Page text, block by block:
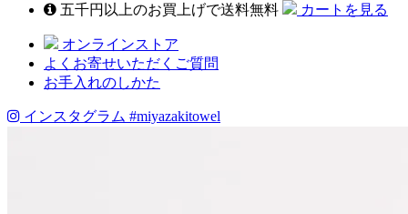
五千円以上のお買上げで送料無料
カートを見る
オンラインストア
よくお寄せいただくご質問
お手入れのしかた
インスタグラム #miyazakitowel